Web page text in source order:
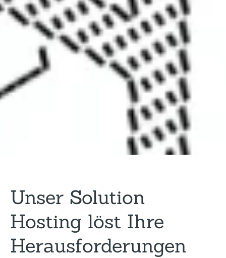
Unser Solution
Hosting löst Ihre
Herausforderungen